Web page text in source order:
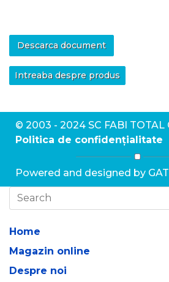
Descarca document
Intreaba despre produs
© 2003 - 2024 SC FABI TOTAL
Politica de confidențialitate
Powered and designed by
Home
Magazin online
Despre noi